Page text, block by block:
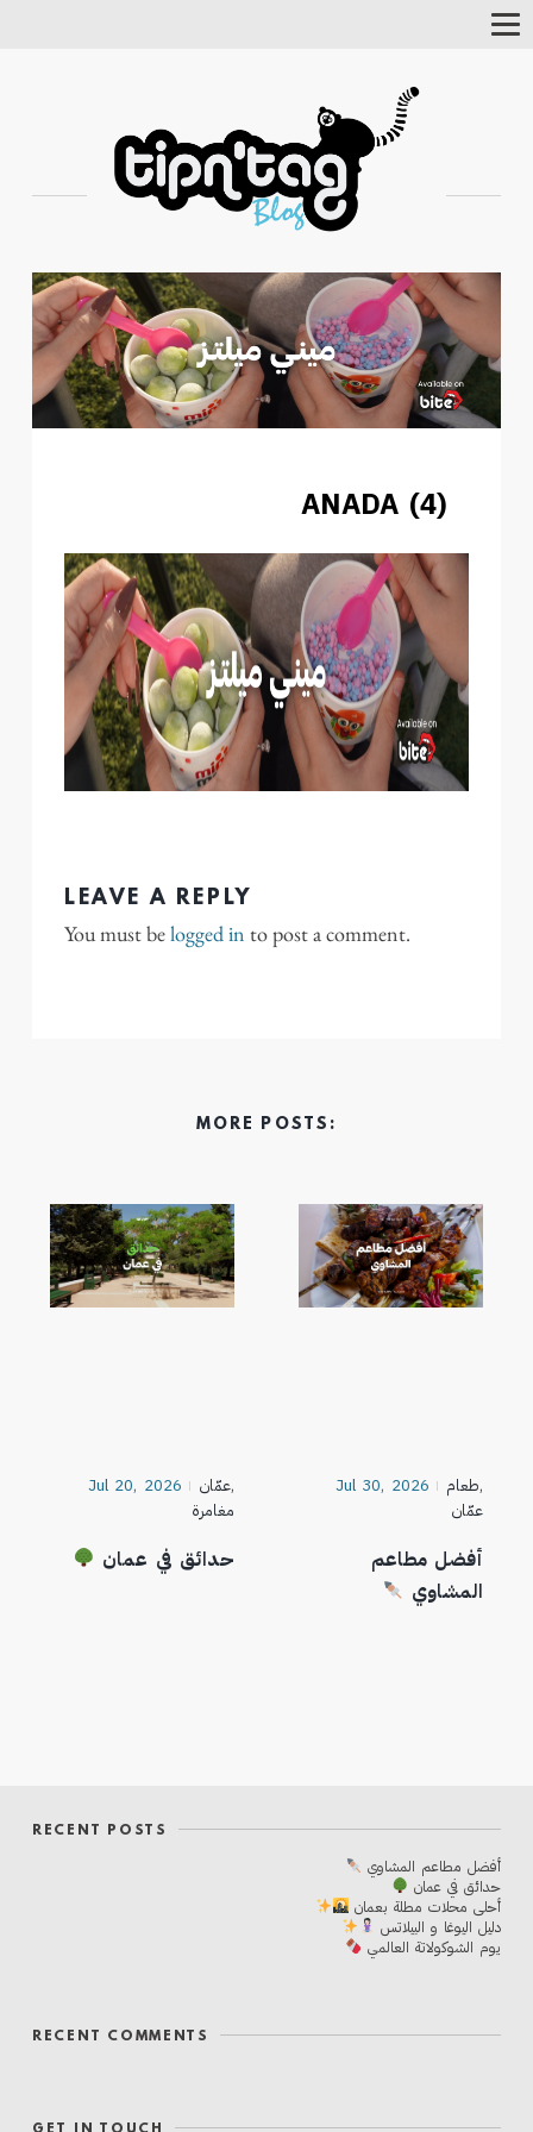
Toggle
ANADA (4)
LEAVE A REPLY
You must belogged in to post a comment.
MORE POSTS:
Jul 30, 2026 طعام,
عمّان
أفضل مطاعم
المشاوي
Jul 20, 2026 عمّان,
مغامرة
حدائق في عمان
RECENT POSTS
أفضل مطاعم المشاوي
حدائق في عمان
أحلی محلات مطلة بعمان
دليل اليوغا و البيلاتس
يوم الشوكولاتة العالمي
RECENT COMMENTS